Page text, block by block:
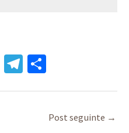
Li Te
e
Post seguinte →